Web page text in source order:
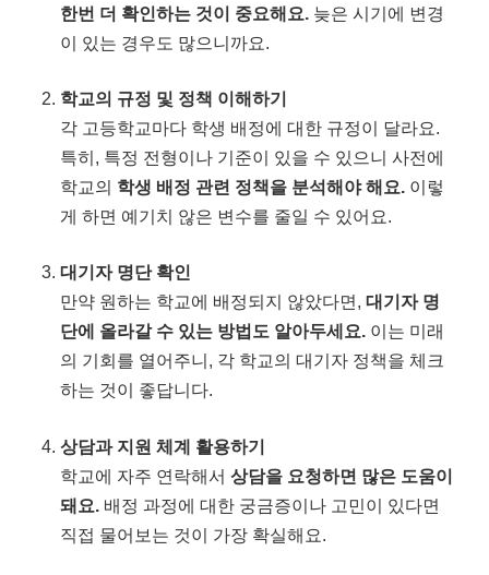
한번 더 확인하는 것이 중요해요. 늦은 시기에 변경
이 있는 경우도 많으니까요.
학교의 규정 및 정책 이해하기
각 고등학교마다 학생 배정에 대한 규정이 달라요.
특히, 특정 전형이나 기준이 있을 수 있으니 사전에
학교의 학생 배정 관련 정책을 분석해야 해요. 이렇
게 하면 예기치 않은 변수를 줄일 수 있어요.
대기자 명단 확인
만약 원하는 학교에 배정되지 않았다면, 대기자 명
단에 올라갈 수 있는 방법도 알아두세요. 이는 미래
의 기회를 열어주니, 각 학교의 대기자 정책을 체크
하는 것이 좋답니다.
상담과 지원 체계 활용하기
학교에 자주 연락해서 상담을 요청하면 많은 도움이
돼요. 배정 과정에 대한 궁금증이나 고민이 있다면
직접 물어보는 것이 가장 확실해요.